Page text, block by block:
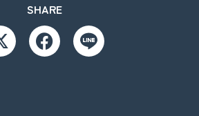
SHARE